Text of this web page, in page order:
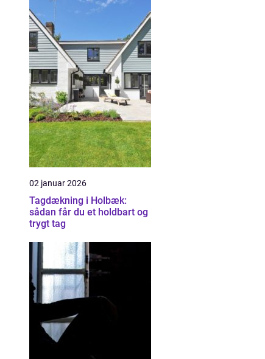
02 januar 2026
Tagdækning i Holbæk:
sådan får du et holdbart og
trygt tag